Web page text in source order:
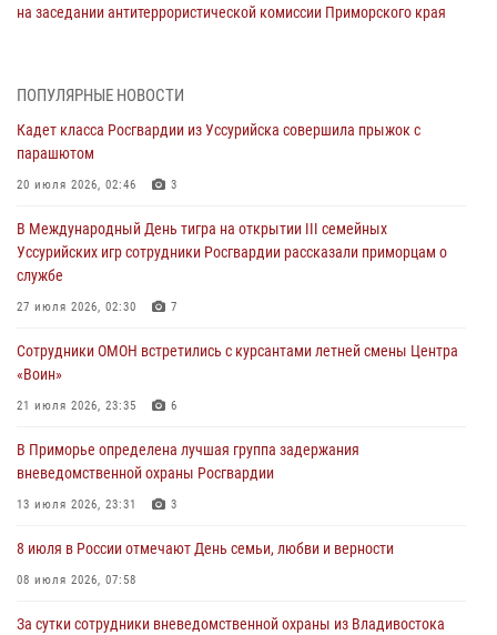
на заседании антитеррористической комиссии Приморского края
Во Владивостоке во дворе жилого дома сотрудники
В День Крещения Руси в Князь-Владимирском храме – Главном
ходом
28 июля 2026, 10:29
Росгвардейцы в Приморье приняли участие в молебне,
28 июля 2026, 05:39
В Международный День тигра на открытии III семейных
службе
ПОПУЛЯРНЫЕ НОВОСТИ
Кадет класса Росгвардии из Уссурийска совершила прыжок с
парашютом
20 июля 2026, 02:46 3
В Международный День тигра на открытии III семейных
Уссурийских игр сотрудники Росгвардии рассказали приморцам о
службе
27 июля 2026, 02:30 7
Сотрудники ОМОН встретились с курсантами летней смены Центра
«Воин»
21 июля 2026, 23:35 6
В Приморье определена лучшая группа задержания
вневедомственной охраны Росгвардии
13 июля 2026, 23:31 3
8 июля в России отмечают День семьи, любви и верности
08 июля 2026, 07:58
За сутки сотрудники вневедомственной охраны из Владивостока